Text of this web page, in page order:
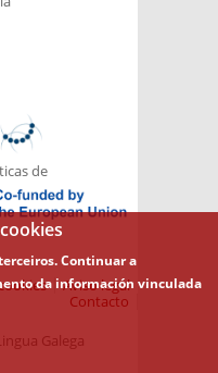
de
Aviso legal
Contacto
Galega
Continuar a
da información vinculada